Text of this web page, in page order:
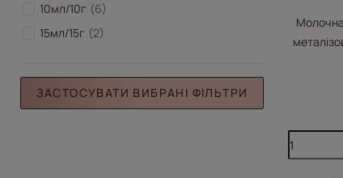
10мл/10г
6
15мл/15г
2
ЗАСТОСУВАТИ ВИБРАНІ ФІЛЬТРИ